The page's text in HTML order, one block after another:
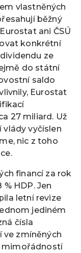
vlastněných
běžný
ani ČSÚ
konkrétní
ze
do státní
saldo
Eurostat
27 miliard. Už
vlády vyčíslen
nic z toho
financí za rok
% HDP. Jen
letní revize
jediném
čísla
ve zmíněných
mimořádností